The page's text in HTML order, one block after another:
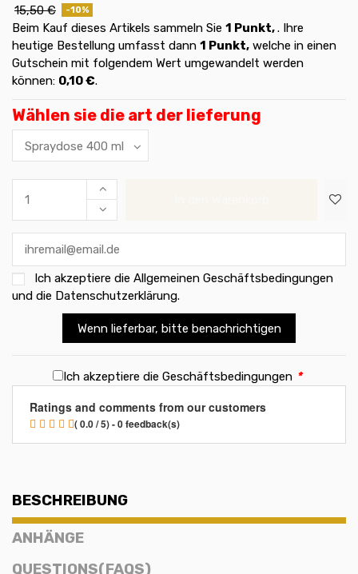
15,50 € -10%
Beim Kauf dieses Artikels sammeln Sie 1 Punkt,. Ihre
heutige Bestellung umfasst dann 1 Punkt, welche in einen
Gutschein mit folgendem Wert umgewandelt werden
können: 0,10 €.
Wählen sie die art der lieferung
Ich akzeptiere die Allgemeinen Geschäftsbedingungen
und die Datenschutzerklärung.
Wenn lieferbar, bitte benachrichtigen
Ich akzeptiere die Geschäftsbedingungen *
Ratings and comments from our customers
( 0.0 / 5) - 0 feedback(s)
BESCHREIBUNG
ANHÄNGE
QUESTIONS(FAQS)